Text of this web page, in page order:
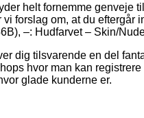
helt fornemme genveje
vi forslag om, at du eftergår
–: Hudfarvet – Skin/
dig tilsvarende en del
hvor man kan
glade kunderne er.